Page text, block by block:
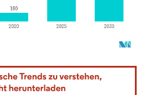
erfordert Namensnennung gemäß